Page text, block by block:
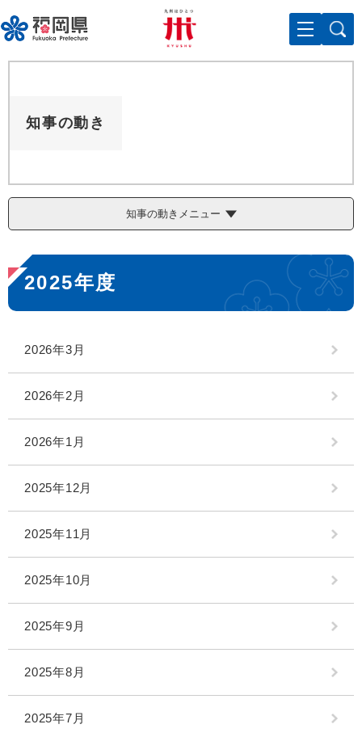
ー
ジ
の
メニューを飛ばして本文へ
知事の動き
知事の動きメニュー
本
文
2025年度
2026年3月
2026年2月
2026年1月
2025年12月
2025年11月
2025年10月
2025年9月
2025年8月
2025年7月